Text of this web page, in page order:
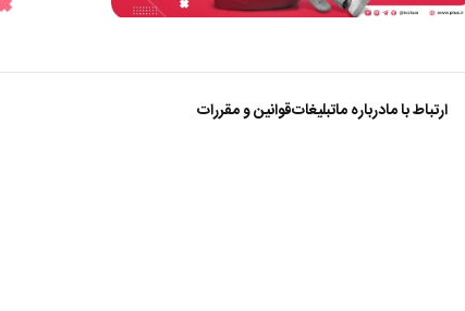
ارتباط با مادرباره ماتبلیغاتقوانین و مقررات